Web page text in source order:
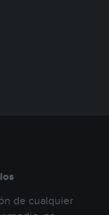
de cualquier